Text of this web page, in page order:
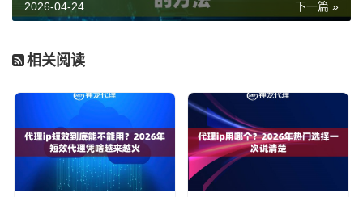
下一篇 »
2026-04-24
相关阅读